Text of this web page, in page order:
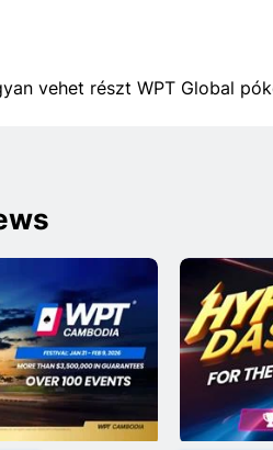
vehet részt WPT Global